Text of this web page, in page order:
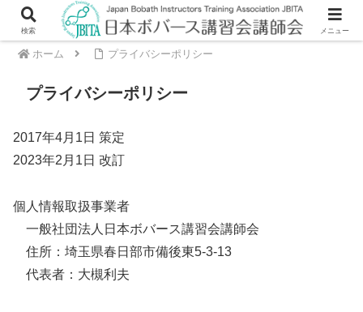
ホーム プライバシーポリシー
プライバシーポリシー
2017年4月1日 策定
2023年2月1日 改訂
個人情報取扱事業者
一般社団法人日本ボバース講習会講師会
住所：埼玉県春日部市備後東5-3-13
代表者：大槻利夫
検索 メニュー